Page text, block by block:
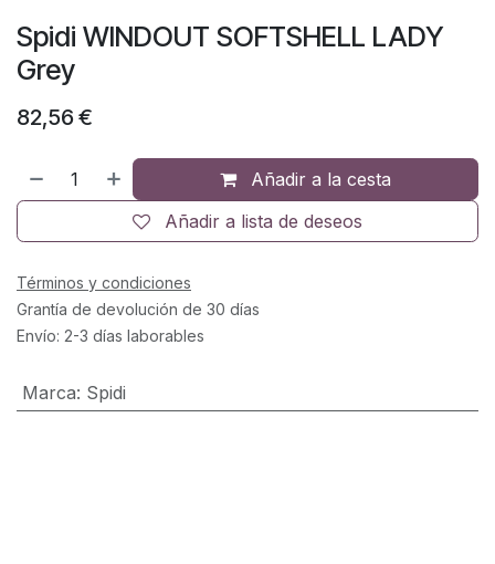
Spidi WINDOUT SOFTSHELL LADY
Grey
82,56 €
Añadir a la cesta
Añadir a lista de deseos
Términos y condiciones
Grantía de devolución de 30 días
Envío: 2-3 días laborables
Marca: Spidi